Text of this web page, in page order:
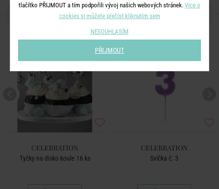
DALŠÍ PRODUKTY ZE SÉRIE
CELEBRATION
Tyčky na disko koule 16 ks
CELEBRATION
Svíčka č. 3
tlačítko PŘIJMOUT a tím podpořili vývoj našich webových stránek. Více o
cookies si můžete přečíst kliknutím sem
NESOUHLASÍM
PŘIJMOUT